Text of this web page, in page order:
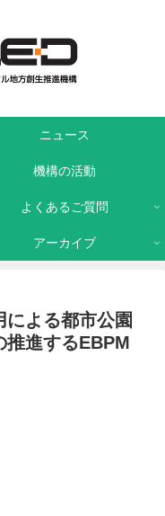
ニュース
機構の活動
よくあるご質問
アーカイブ
よる都市公園
推進するEBPM